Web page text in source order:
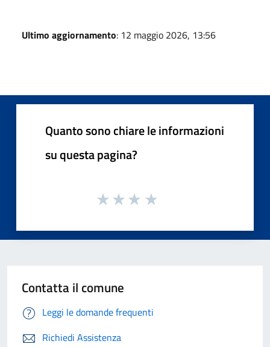
Ultimo aggiornamento: 12 maggio 2026, 13:56
Quanto sono chiare le informazioni
su questa pagina?
Contatta il comune
Leggi le domande frequenti
Richiedi Assistenza